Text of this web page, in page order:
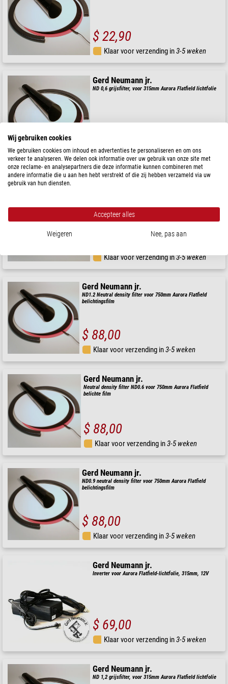
$ 22,90
Klaar voor verzending in3-5 weken
Gerd Neumann jr.
ND 0,6 grijsfilter, voor 315mm Aurora Flatfield lichtfolie
Klaar voor verzending in3-5 weken
Klaar voor verzending in3-5 weken
Gerd Neumann jr.
ND1.2 Neutral density filter voor 750mm Aurora Flatfield
belichtingsfilm
$ 88,00
Klaar voor verzending in3-5 weken
Gerd Neumann jr.
Neutral density filter ND0.6 voor 750mm Aurora Flatfield
belichte film
$ 88,00
Klaar voor verzending in3-5 weken
Gerd Neumann jr.
ND0.9 neutral density filter voor 750mm Aurora Flatfield
belichtingsfilm
$ 88,00
Klaar voor verzending in3-5 weken
Gerd Neumann jr.
Inverter voor Aurora Flatfield-lichtfolie, 315mm, 12V
$ 69,00
Klaar voor verzending in3-5 weken
Gerd Neumann jr.
ND 1,2 grijsfilter, voor 315mm Aurora Flatfield lichtfolie
Wij gebruiken cookies
We gebruiken cookies om inhoud en advertenties te personaliseren en om ons
verkeer te analyseren. We delen ook informatie over uw gebruik van onze site met
onze reclame- en analysepartners die deze informatie kunnen combineren met
andere informatie die u aan hen hebt verstrekt of die zij hebben verzameld via uw
gebruik van hun diensten.
Accepteer alles
Weigeren Nee, pas aan